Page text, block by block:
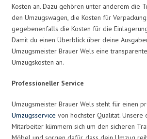
Kosten an. Dazu gehören unter anderem die
den Umzugswagen, die Kosten für
gegebenenfalls die Kosten für die
Damit du einen Überblick über deine
Umzugsmeister Brauer Wels eine
Umzugskosten an.
Professioneller Service
Umzugsmeister Brauer Wels steht für einen
Umzugsservice von höchster Qualität. Unsere
Mitarbeiter kümmern sich um den sicheren